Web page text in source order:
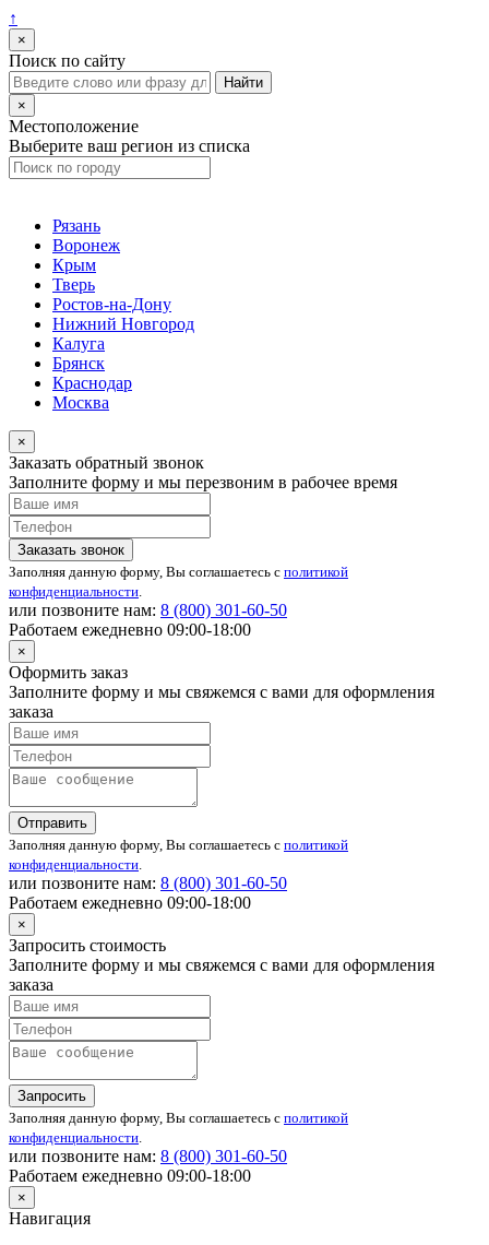
↑
×
Поиск по сайту
×
Местоположение
Выберите ваш регион из списка
Рязань
Воронеж
Крым
Тверь
Ростов-на-Дону
Нижний Новгород
Калуга
Брянск
Краснодар
Москва
×
Заказать обратный звонок
Заполните форму и мы перезвоним в рабочее время
Заказать звонок
Заполняя данную форму, Вы соглашаетесь с политикой
конфиденциальности.
или позвоните нам: 8 (800) 301-60-50
Работаем ежедневно 09:00-18:00
×
Оформить заказ
Заполните форму и мы свяжемся с вами для оформления
заказа
Отправить
Заполняя данную форму, Вы соглашаетесь с политикой
конфиденциальности.
или позвоните нам: 8 (800) 301-60-50
Работаем ежедневно 09:00-18:00
×
Запросить стоимость
Заполните форму и мы свяжемся с вами для оформления
заказа
Запросить
Заполняя данную форму, Вы соглашаетесь с политикой
конфиденциальности.
или позвоните нам: 8 (800) 301-60-50
Работаем ежедневно 09:00-18:00
×
Навигация